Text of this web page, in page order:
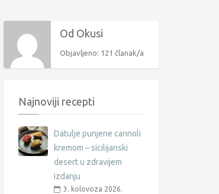
Od Okusi
Objavljeno: 121 članak/a
Najnoviji recepti
Datulje punjene cannoli
kremom – sicilijanski
desert u zdravijem
izdanju
3. kolovoza 2026.